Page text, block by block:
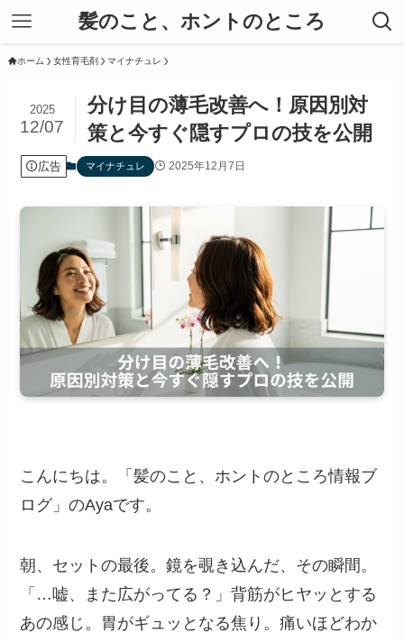
髪のこと、ホントのところ
ホーム 女性育毛剤 マイナチュレ
分け目の薄毛改善へ！原因別対
策と今すぐ隠すプロの技を公開
2025
12/07
広告 マイナチュレ 2025年12月7日
こんにちは。「髪のこと、ホントのところ情報ブ
ログ」のAyaです。
朝、セットの最後。鏡を覗き込んだ、その瞬間。
「…嘘、また広がってる？」背筋がヒヤッとする
あの感じ。胃がギュッとなる焦り。痛いほどわか